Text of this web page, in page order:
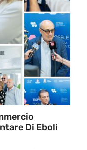
Di Eboli